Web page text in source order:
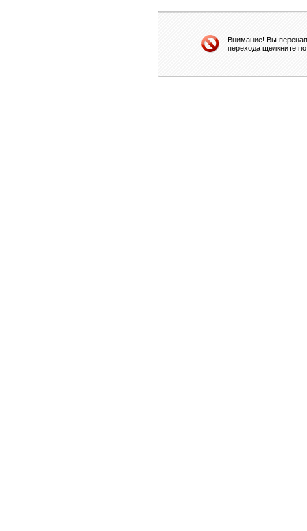
Внимание! Вы
перехода щелкните